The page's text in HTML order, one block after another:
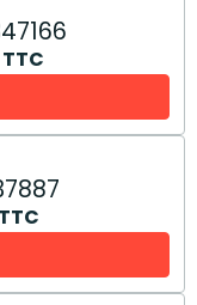
TTC
TTC